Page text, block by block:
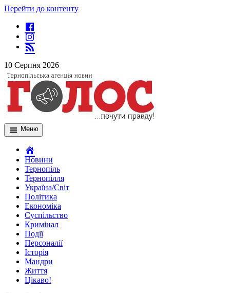
Перейти до контенту
10 Серпня 2026
Меню
Новини
Тернопіль
Тернопілля
Україна/Світ
Політика
Економіка
Суспільство
Кримінал
Події
Персоналії
Історія
Мандри
Життя
Цікаво!